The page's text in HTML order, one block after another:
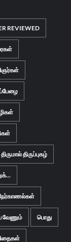
REVIEWED
திருமால் திருப்புகழ்
வேணும் பொது